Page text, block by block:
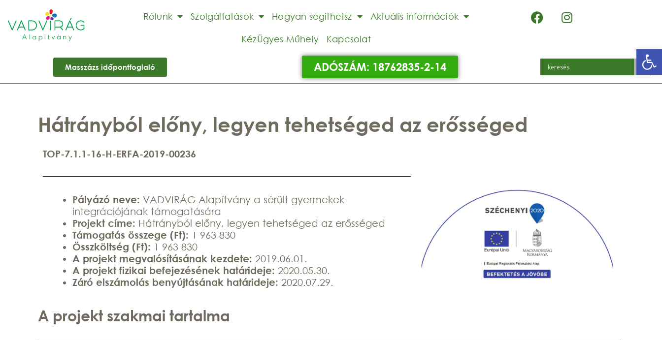
Rólunk Szolgáltatások Hogyan segíthetsz Aktuális információk
KézÜgyes Műhely Kapcsolat
Masszázs időpontfoglaló ADÓSZÁM: 18762835-2-14
Hátrányból előny, legyen tehetséged az erősséged
TOP-7.1.1-16-H-ERFA-2019-00236
Pályázó neve: VADVIRÁG Alapítvány a sérült gyermekek
integrációjának támogatására
Projekt címe: Hátrányból előny, legyen tehetséged az erősséged
Támogatás összege (Ft): 1 963 830
Összköltség (Ft): 1 963 830
A projekt megvalósításának kezdete: 2019.06.01.
A projekt fizikai befejezésének határideje: 2020.05.30.
Záró elszámolás benyújtásának határideje: 2020.07.29.
A projekt szakmai tartalma